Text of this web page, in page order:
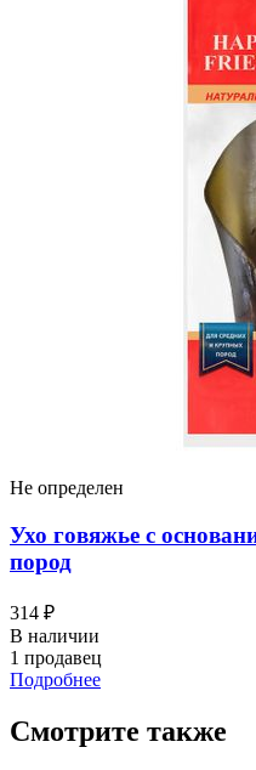
Не определен
Ухо говяжье с
пород
314 ₽
В наличии
1 продавец
Подробнее
Смотрите также